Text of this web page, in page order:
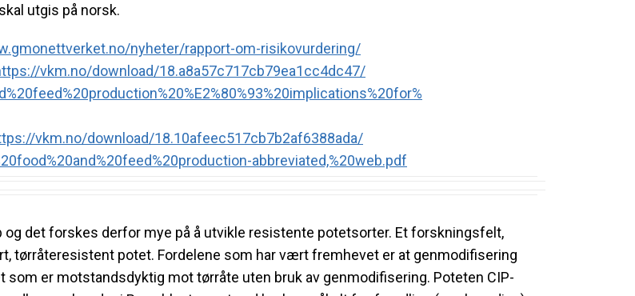
utgis på norsk.
gmonettverket.no/nyheter/rapport-om-risikovurdering/
vkm.no/download/18.a8a57c717cb79ea1cc4dc47/
20feed%20production%20%E2%80%93%20implications%20for%
vkm.no/download/18.10afeec517cb7b2af6388ada/
20food%20and%20feed%20production-abbreviated,%20web.pdf
det forskes derfor mye på å utvikle resistente potetsorter. Et forskningsfelt,
tørråteresistent potet. Fordelene som har vært fremhevet er at genmodifisering
som er motstandsdyktig mot tørråte uten bruk av genmodifisering. Poteten CIP-